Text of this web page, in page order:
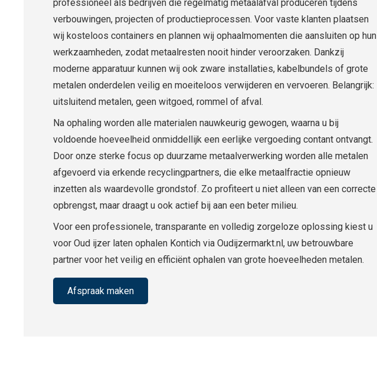
professioneel als bedrijven die regelmatig metaalafval produceren tijdens
verbouwingen, projecten of productieprocessen. Voor vaste klanten plaatsen
wij kosteloos containers en plannen wij ophaalmomenten die aansluiten op hun
werkzaamheden, zodat metaalresten nooit hinder veroorzaken. Dankzij
moderne apparatuur kunnen wij ook zware installaties, kabelbundels of grote
metalen onderdelen veilig en moeiteloos verwijderen en vervoeren. Belangrijk:
uitsluitend metalen, geen witgoed, rommel of afval.
Na ophaling worden alle materialen nauwkeurig gewogen, waarna u bij
voldoende hoeveelheid onmiddellijk een eerlijke vergoeding contant ontvangt.
Door onze sterke focus op duurzame metaalverwerking worden alle metalen
afgevoerd via erkende recyclingpartners, die elke metaalfractie opnieuw
inzetten als waardevolle grondstof. Zo profiteert u niet alleen van een correcte
opbrengst, maar draagt u ook actief bij aan een beter milieu.
Voor een professionele, transparante en volledig zorgeloze oplossing kiest u
voor Oud ijzer laten ophalen Kontich via Oudijzermarkt.nl, uw betrouwbare
partner voor het veilig en efficiënt ophalen van grote hoeveelheden metalen.
Afspraak maken